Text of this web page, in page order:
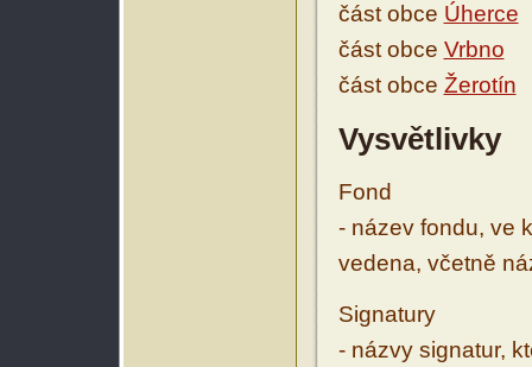
část obce Úherce
část obce Vrbno
část obce Žerotín
Vysvětlivky
Fond
- název fondu, ve
vedena, včetně
Signatury
- názvy signatur,